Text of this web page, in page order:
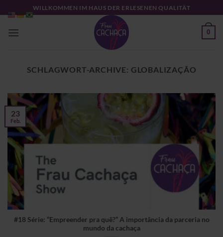
Inhalt
springen
WILLKOMMEN IM HAUS DER ERLESENEN QUALITÄT
0
SCHLAGWORT-ARCHIVE: GLOBALIZAÇÃO
#18 Série: “Empreender pra quê?” A importância da parceria no
mundo da cachaça
23
Feb.